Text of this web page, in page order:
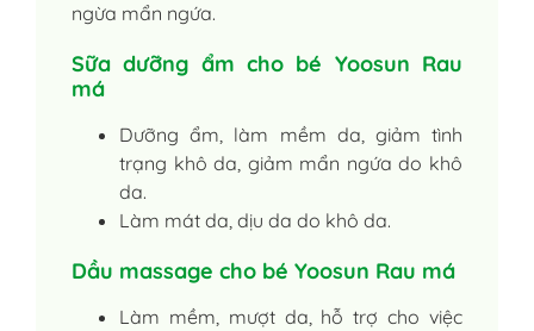
ngừa mẩn ngứa.
Sữa dưỡng ẩm cho bé Yoosun Rau
má
Dưỡng ẩm, làm mềm da, giảm tình
trạng khô da, giảm mẩn ngứa do khô
da.
Làm mát da, dịu da do khô da.
Dầu massage cho bé Yoosun Rau má
Làm mềm, mượt da, hỗ trợ cho việc